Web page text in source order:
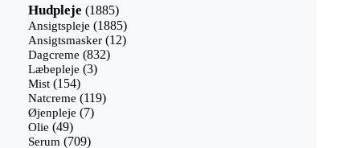
Hudpleje 18851885
varer
Ansigtspleje 18851885
varer
Ansigtsmasker 1212
Dagcreme 832832
Læbepleje 33
Mist 154154
varer
Natcreme 119119
Øjenpleje 77
Olie 4949
varer
Serum 709709